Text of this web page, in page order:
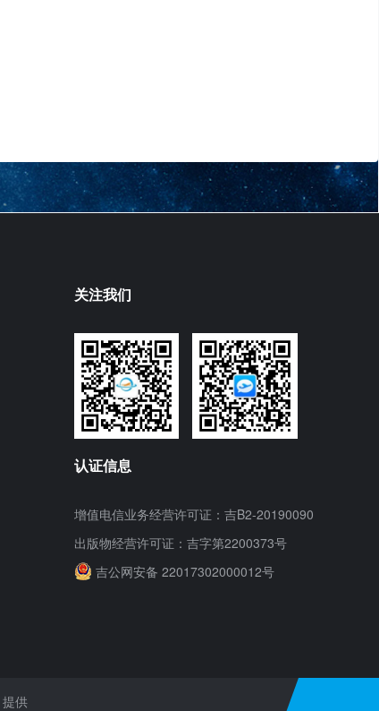
关注我们
认证信息
增值电信业务经营许可证：吉B2-20190090
出版物经营许可证：吉字第2200373号
吉公网安备 22017302000012号
提供